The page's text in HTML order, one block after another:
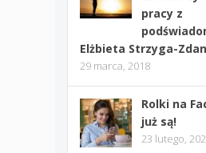
pracy z
Elżbieta Strzyga-
29 marca, 2018
Rolki na
już są!
23 lutego,